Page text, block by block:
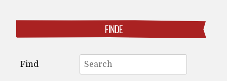
FINDE
for:
Find